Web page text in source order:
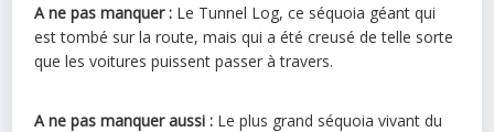
A ne pas manquer : Le Tunnel Log, ce séquoia géant qui
est tombé sur la route, mais qui a été creusé de telle sorte
que les voitures puissent passer à travers.
A ne pas manquer aussi : Le plus grand séquoia vivant du